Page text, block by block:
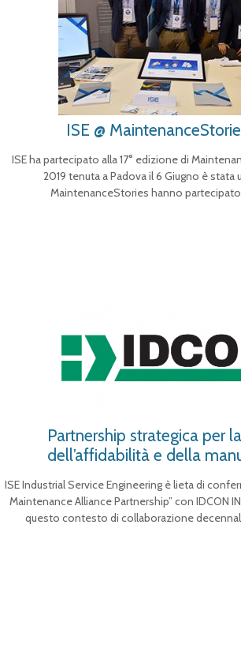
ISE @
ISE ha partecipato alla 17° edizione di
2019 tenuta a Padova il 6 Giugno è stata
MaintenanceStories hanno
Partnership strategica per
dell’affidabilità e della
ISE Industrial Service Engineering è lieta di
Maintenance Alliance Partnership” con IDCON
questo contesto di collaborazione